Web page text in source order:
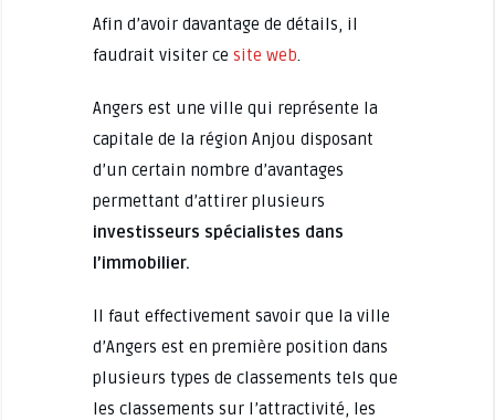
Afin d’avoir davantage de détails, il
faudrait visiter ce site web.
Angers est une ville qui représente la
capitale de la région Anjou disposant
d’un certain nombre d’avantages
permettant d’attirer plusieurs
investisseurs spécialistes dans
l’immobilier.
Il faut effectivement savoir que la ville
d’Angers est en première position dans
plusieurs types de classements tels que
les classements sur l’attractivité, les